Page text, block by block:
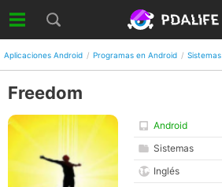
Aplicaciones Android Programas en Android Sistemas
Freedom
Android
Sistemas
Inglés